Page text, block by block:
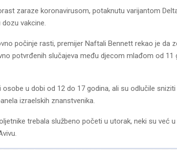
zaraze koronavirusom, potaknutu varijantom
vakcine.
počinje rasti, premijer Naftali Bennett rekao je da
potvrđenih slučajeva među djecom mlađom od 11
u dobi od 12 do 17 godina, ali su odlučile
izraelskih znanstvenika.
trebala službeno početi u utorak, neki su već